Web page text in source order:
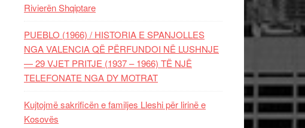
Rivierën Shqiptare
PUEBLO (1966) / HISTORIA E SPANJOLLES
NGA VALENCIA QË PËRFUNDOI NË LUSHNJE
— 29 VJET PRITJE (1937 – 1966) TË NJË
TELEFONATE NGA DY MOTRAT
Kujtojmë sakrificën e familjes Lleshi për lirinë e
Kosovës